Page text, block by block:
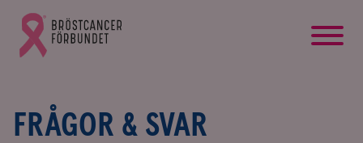
Gå
till
Bröstcancerförbundets
FRÅGOR & SVAR